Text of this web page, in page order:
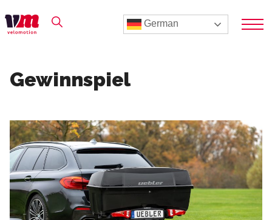
German
Gewinnspiel